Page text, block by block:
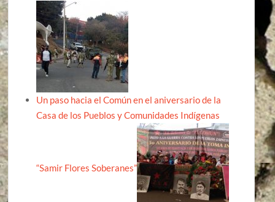
Un paso hacia el Común en el aniversario de la
Casa de los Pueblos y Comunidades Indígenas
“Samir Flores Soberanes”